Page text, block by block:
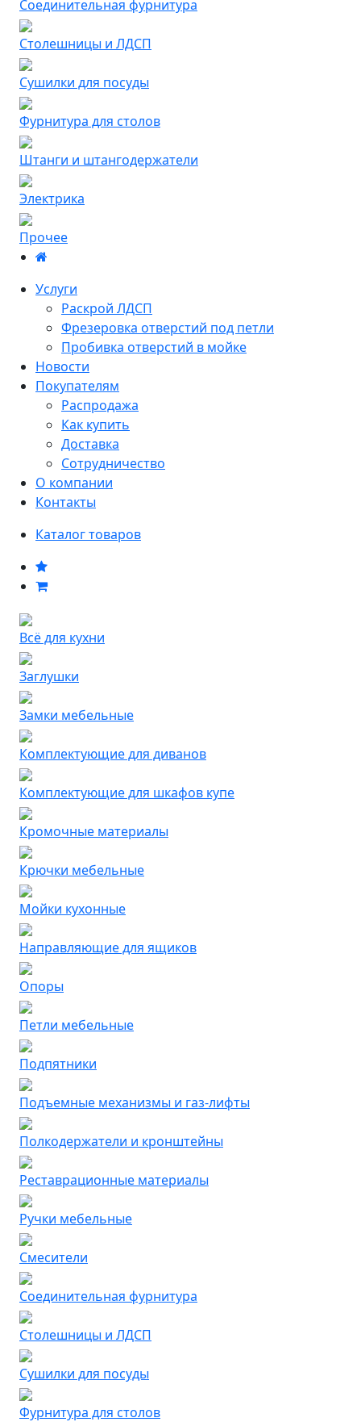
Соединительная фурнитура
Столешницы и ЛДСП
Сушилки для посуды
Фурнитура для столов
Штанги и штангодержатели
Электрика
Прочее
Услуги
Раскрой ЛДСП
Фрезеровка отверстий под петли
Пробивка отверстий в мойке
Новости
Покупателям
Распродажа
Как купить
Доставка
Сотрудничество
О компании
Контакты
Каталог товаров
Всё для кухни
Заглушки
Замки мебельные
Комплектующие для диванов
Комплектующие для шкафов купе
Кромочные материалы
Крючки мебельные
Мойки кухонные
Направляющие для ящиков
Опоры
Петли мебельные
Подпятники
Подъемные механизмы и газ-лифты
Полкодержатели и кронштейны
Реставрационные материалы
Ручки мебельные
Смесители
Соединительная фурнитура
Столешницы и ЛДСП
Сушилки для посуды
Фурнитура для столов